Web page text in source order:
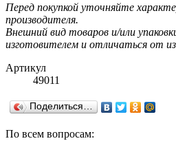
Перед покупкой уточняйте
производителя.
Внешний вид товаров и/или
изготовителем и отличаться от
Артикул
49011
Поделиться…
По всем вопросам: